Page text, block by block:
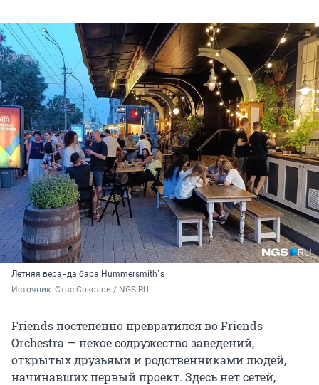
Летняя веранда бара Hummersmith`s
Источник: Стас Соколов / NGS.RU
Friends постепенно превратился во Friends
Orchestra — некое содружество заведений,
открытых друзьями и родственниками людей,
начинавших первый проект. Здесь нет сетей,